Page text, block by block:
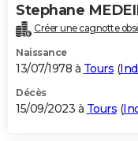
Stephane
Créer une cagnotte
Naissance
13/07/1978 à Tours (
Décès
15/09/2023 à Tours (